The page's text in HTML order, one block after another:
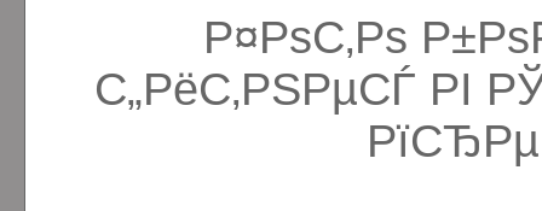
Р¤РѕС‚Рѕ
С„РёС‚РЅРµСЃ РІ